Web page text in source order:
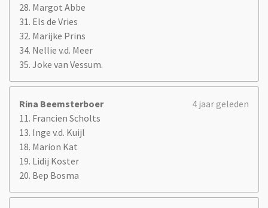
28. Margot Abbe
31. Els de Vries
32. Marijke Prins
34. Nellie v.d. Meer
35. Joke van Vessum.
Rina Beemsterboer
4 jaar geleden
11. Francien Scholts
13. Inge v.d. Kuijl
18. Marion Kat
19. Lidij Koster
20. Bep Bosma